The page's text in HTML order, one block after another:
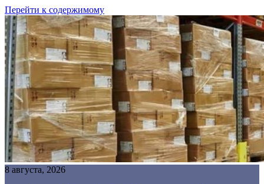
Перейти к содержимому
8 августа, 2026